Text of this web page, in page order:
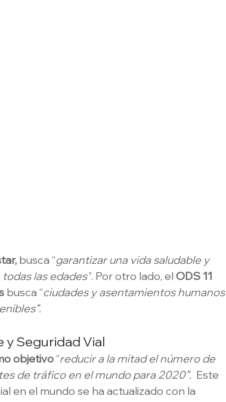
busca “garantizar una vida saludable y
las edades”. Por otro lado, el ODS 11
busca “ciudades y asentamientos
Seguridad Vial
objetivo “reducir a la mitad el número de
de tráfico en el mundo para 2020”. Este
en el mundo se ha actualizado con la